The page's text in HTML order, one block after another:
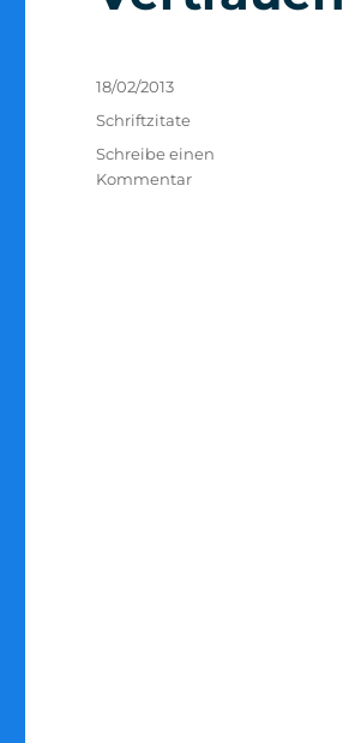
Veröffentlicht
am
18/02/2013
Kategorien
Schriftzitate
Schreibe einen
Kommentarzu